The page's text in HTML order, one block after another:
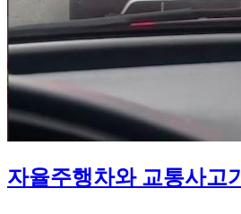
자율주행차와 교통사고